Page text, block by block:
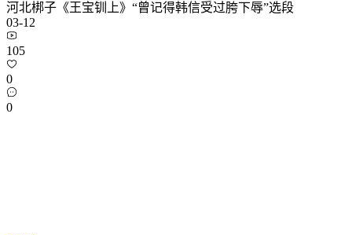
河北梆子《王宝钏上》“曾记得韩信受过胯下辱”选段
03-12
105
0
0